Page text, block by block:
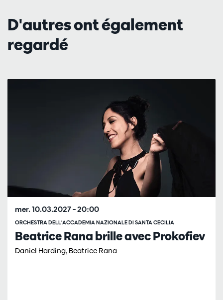
D'autres ont également
regardé
Beatrice Rana brille avec Prokofiev
Daniel Harding, Beatrice Rana
ORCHESTRA DELL'ACCADEMIA NAZIONALE DI SANTA CECILIA
mer. 10.03.2027– 20:00